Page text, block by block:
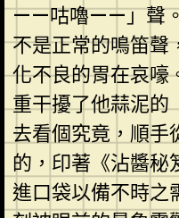
——咕嚕——」聲。
不是正常的鳴笛聲
化不良的胃在哀嚎
重干擾了他蒜泥的
去看個究竟，順手
的，印著《沾醬秘
進口袋以備不時之